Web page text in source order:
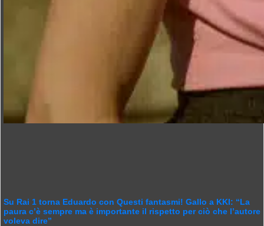
Su Rai 1 torna Eduardo con Questi fantasmi! Gallo a KKI: “La
paura c’è sempre ma è importante il rispetto per ciò che l’autore
voleva dire”